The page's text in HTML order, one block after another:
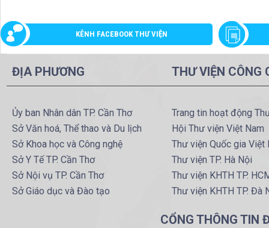
KÊNH FACEBOOK THƯ VIỆN
ĐỊA PHƯƠNG
Ủy ban Nhân dân TP. Cần Thơ
Sở Văn hoá, Thể thao và Du lịch
Sở Khoa học và Công nghệ
Sở Y Tế TP. Cần Thơ
Sở Nội vụ TP. Cần Thơ
Sở Giáo dục và Đào tạo
THƯ VIỆN CÔNG
Trang tin hoạt động
Hội Thư viện Việt Nam
Thư viện Quốc gia Việt
Thư viện TP. Hà Nội
Thư viện KHTH TP.
Thư viện KHTH TP. Đà
CỔNG THÔNG TIN